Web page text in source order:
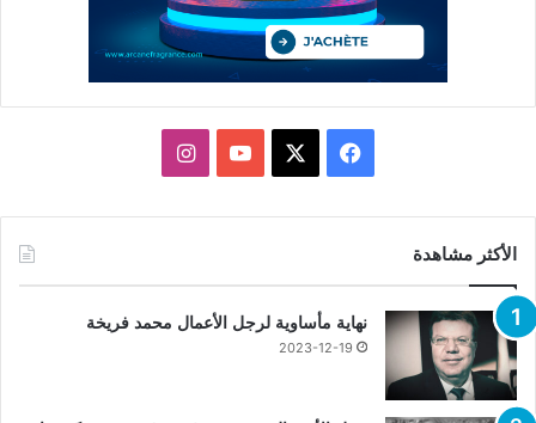
فيسبوك يوتيوبانستقرام
الأكثر مشاهدة
نهاية مأساوية لرجل الأعمال محمد فريخة
2023-12-19